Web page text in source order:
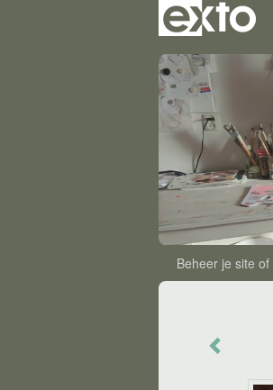
Beheer je site of